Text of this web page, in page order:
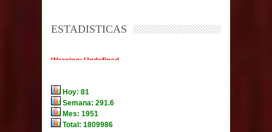
ESTADISTICAS